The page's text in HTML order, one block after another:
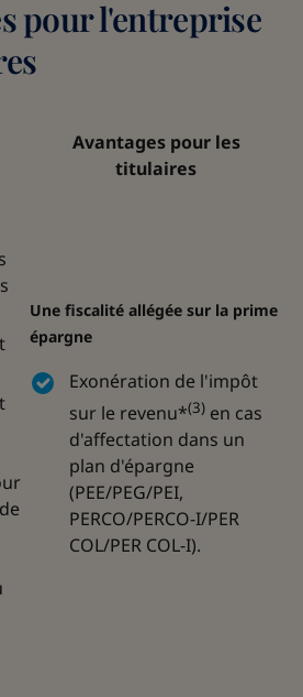
pour l'entreprise
Avantages pour les
titulaires
Une fiscalité allégée sur la prime
épargne
Exonération de l'impôt
sur le revenu*(3) en cas
d'affectation dans un
plan d'épargne
(PEE/PEG/PEI,
PERCO/PERCO-I/PER
COL/PER COL-I).